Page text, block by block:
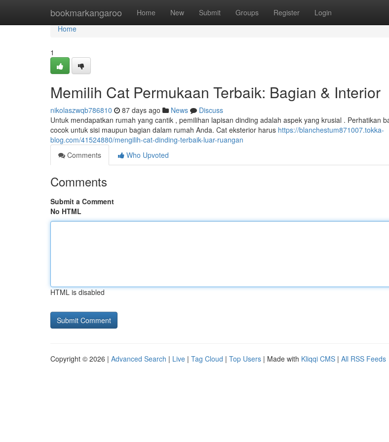
bookmarkangaroo Home New Submit Groups Register Login
Home
Home
1
Memilih Cat Permukaan Terbaik: Bagian & Interior
nikolaszwqb786810 87 days ago News
Discuss
Untuk mendapatkan rumah yang cantik , pemilihan lapisan dinding adalah aspek yang krusial . Perhatikan
cocok untuk sisi maupun bagian dalam rumah Anda. Cat eksterior harus https://blanchestum871007.tokka-
blog.com/41524880/mengilih-cat-dinding-terbaik-luar-ruangan
Comments
Who Upvoted
Comments
Submit a Comment
No HTML
HTML is disabled
Copyright © 2026 | Advanced Search | Live | Tag Cloud | Top Users | Made with Kliqqi CMS | All RSS Feeds